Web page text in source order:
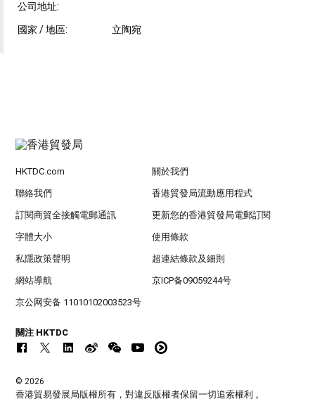
公司地址:
國家 / 地區: 立陶宛
HKTDC.com 關於我們
聯絡我們 香港貿發局流動應用程式
訂閱商貿全接觸電郵通訊 更新您的香港貿發局電郵訂閱
字體大小 使用條款
私隱政策聲明 超連結條款及細則
網站導航 京ICP备09059244号
京公网安备 11010102003523号
關注 HKTDC
© 2026
香港貿易發展局版權所有，對違反版權者保留一切追索權利 。